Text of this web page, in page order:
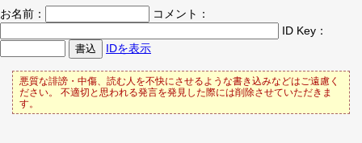
お名前：
コメント：
ID Key：
IDを表示
悪質な誹謗・中傷、読む人を不快にさせるような書き込みなどはご遠慮く
ださい。 不適切と思われる発言を発見した際には削除させていただきま
す。